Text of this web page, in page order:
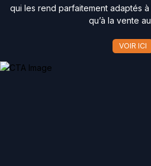
qui les rend parfaitement adaptés
qu’à la vente
VOIR ICI